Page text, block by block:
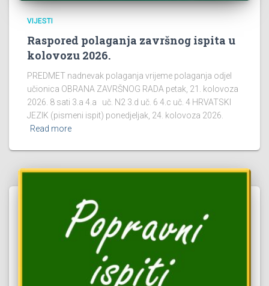
VIJESTI
Raspored polaganja završnog ispita u
kolovozu 2026.
PREDMET nadnevak polaganja vrijeme polaganja odjel
učionica OBRANA ZAVRŠNOG RADA petak, 21. kolovoza
2026. 8 sati 3.a 4.a uč. N2 3.d uč. 6 4.c uč. 4 HRVATSKI
JEZIK (pismeni ispit) ponedjeljak, 24. kolovoza 2026.
Read more